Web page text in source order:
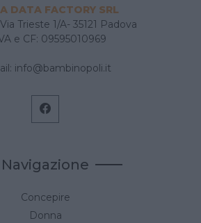
DATA FACTORY SRL
Trieste 1/A- 35121 Padova
e CF: 09595010969
info@bambinopoli.it
Navigazione
Concepire
Donna